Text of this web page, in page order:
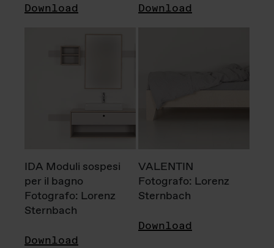
Download Download
IDA Moduli sospesi
per il bagno
Fotografo: Lorenz
Sternbach
Download
VALENTIN
Fotografo: Lorenz
Sternbach
Download